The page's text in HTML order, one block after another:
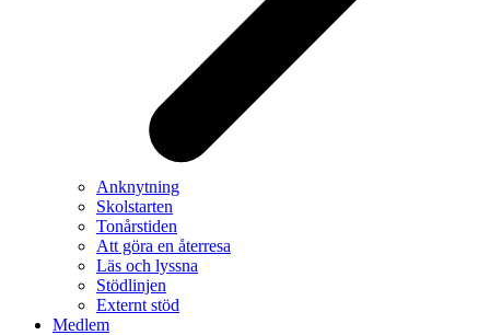
Anknytning
Skolstarten
Tonårstiden
Att göra en återresa
Läs och lyssna
Stödlinjen
Externt stöd
Medlem